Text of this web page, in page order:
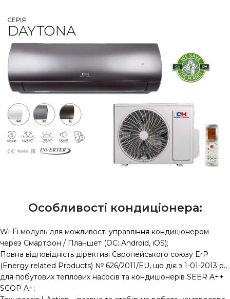
Особливості кондиціонера:
Wi-Fi модуль для можливості управління кондиціонером
через Смартфон / Планшет (ОС: Android, iOS);
Повна відповідність дірективі Європейського союзу ErP
(Energy related Products) № 626/2011/EU, що діє з 1-01-2013 р.,
для побутових теплових насосів та кондиціонерів SEER A++
SCOP A+;